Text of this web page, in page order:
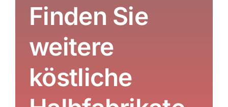
Finden Sie
weitere
köstliche